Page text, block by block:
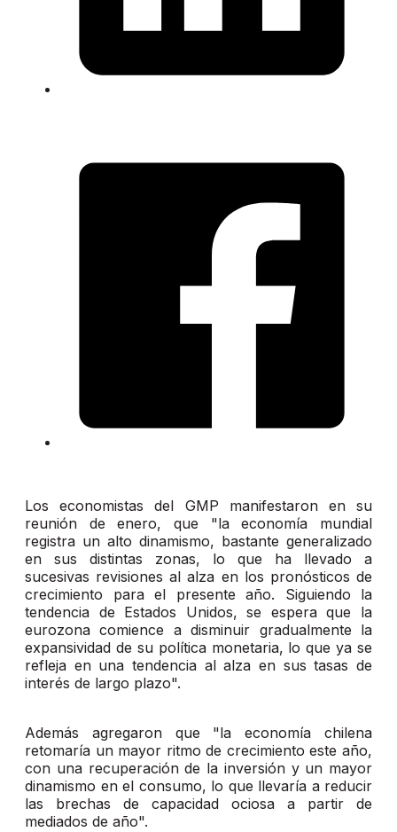
Los economistas del GMP manifestaron en su
reunión de enero, que "la economía mundial
registra un alto dinamismo, bastante generalizado
en sus distintas zonas, lo que ha llevado a
sucesivas revisiones al alza en los pronósticos de
crecimiento para el presente año. Siguiendo la
tendencia de Estados Unidos, se espera que la
eurozona comience a disminuir gradualmente la
expansividad de su política monetaria, lo que ya se
refleja en una tendencia al alza en sus tasas de
interés de largo plazo".
Además agregaron que "la economía chilena
retomaría un mayor ritmo de crecimiento este año,
con una recuperación de la inversión y un mayor
dinamismo en el consumo, lo que llevaría a reducir
las brechas de capacidad ociosa a partir de
mediados de año".